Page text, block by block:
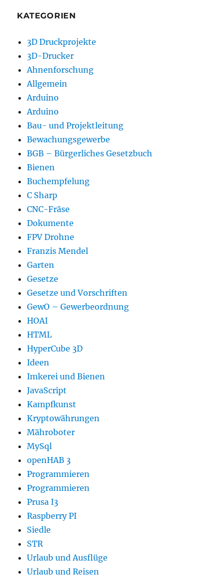
KATEGORIEN
3D Druckprojekte
3D-Drucker
Ahnenforschung
Allgemein
Arduino
Arduino
Bau- und Projektleitung
Bewachungsgewerbe
BGB – Bürgerliches Gesetzbuch
Bienen
Buchempfelung
C Sharp
CNC-Fräse
Dokumente
FPV Drohne
Franzis Mendel
Garten
Gesetze
Gesetze und Vorschriften
GewO – Gewerbeordnung
HOAI
HTML
HyperCube 3D
Ideen
Imkerei und Bienen
JavaScript
Kampfkunst
Kryptowährungen
Mähroboter
MySql
openHAB 3
Programmieren
Programmieren
Prusa I3
Raspberry PI
Siedle
STR
Urlaub und Ausflüge
Urlaub und Reisen